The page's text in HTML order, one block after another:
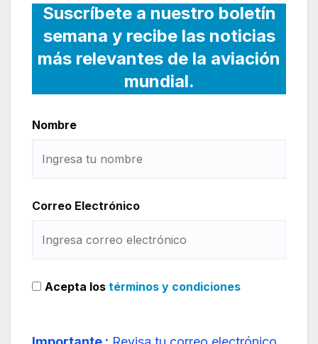
Suscríbete a nuestro boletín
semana y recibe las noticias
más relevantes de la aviación
mundial.
Nombre
Correo Electrónico
Acepta los términos y condiciones